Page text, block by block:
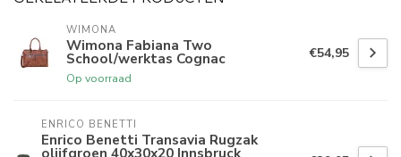
WIMONA
Wimona Fabiana Two
School/werktas Cognac
Op voorraad
€54,95
ENRICO BENETTI
Enrico Benetti Transavia Rugzak
olijfgroen 40x30x20 Innsbruck